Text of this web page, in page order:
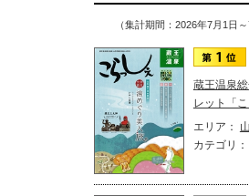
（集計期間：2026年7月1日～
蔵王温泉
レット「こ
エリア：
カテゴリ：